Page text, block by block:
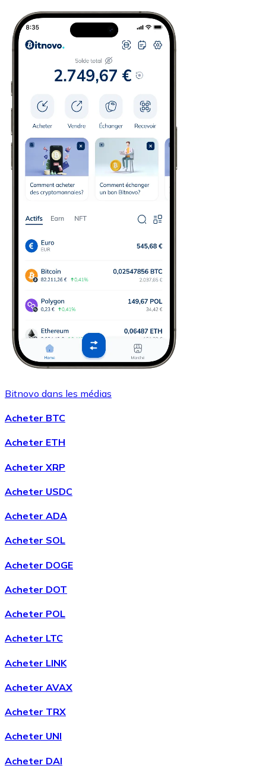
Bitnovo dans les médias
Acheter BTC
Acheter ETH
Acheter XRP
Acheter USDC
Acheter ADA
Acheter SOL
Acheter DOGE
Acheter DOT
Acheter POL
Acheter LTC
Acheter LINK
Acheter AVAX
Acheter TRX
Acheter UNI
Acheter DAI